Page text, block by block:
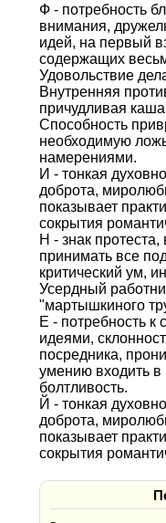
Ф - потребность
внимания,
идей, на первый
содержащих
Удовольствие
Внутренняя
причудливая
Способность
необходимую
намерениями.
И - тонкая
доброта,
показывает
сокрытия
Н - знак
принимать все
критический ум,
Усердный
"мартышкиного
Е - потребность
идеями,
посредника,
умению входить
болтливость.
Й - тонкая
доброта,
показывает
сокрытия